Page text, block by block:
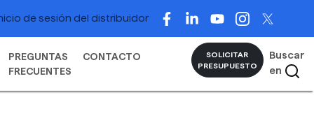
de sesión del distribuidor
PREGUNTAS
FRECUENTES
CONTACTO
SOLICITAR
PRESUPUESTO
Buscar
en